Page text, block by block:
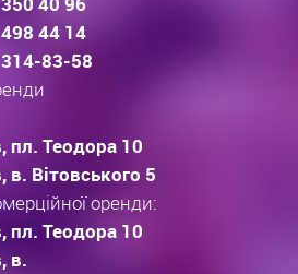
44 14
83-58
пл. Теодора 10
в. Вітовського 5
оренди:
пл. Теодора 10
в.